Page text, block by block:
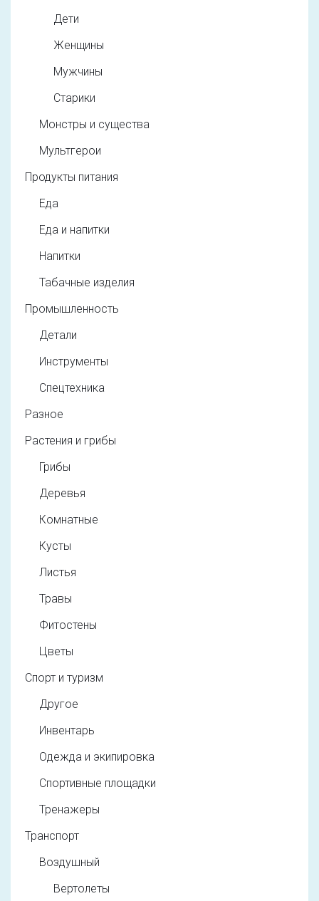
Дети
Женщины
Мужчины
Старики
Монстры и существа
Мультгерои
Продукты питания
Еда
Еда и напитки
Напитки
Табачные изделия
Промышленность
Детали
Инструменты
Спецтехника
Разное
Растения и грибы
Грибы
Деревья
Комнатные
Кусты
Листья
Травы
Фитостены
Цветы
Спорт и туризм
Другое
Инвентарь
Одежда и экипировка
Спортивные площадки
Тренажеры
Транспорт
Воздушный
Вертолеты